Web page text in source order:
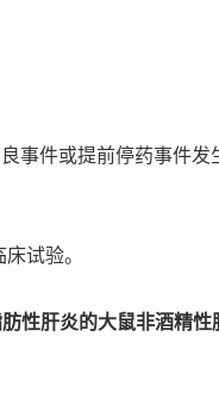
件或提前停药事件
试验。
性肝炎的大鼠非酒精